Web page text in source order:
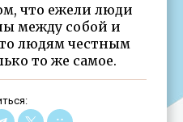
что ежели люди
между собой и
людям честным
то же самое.